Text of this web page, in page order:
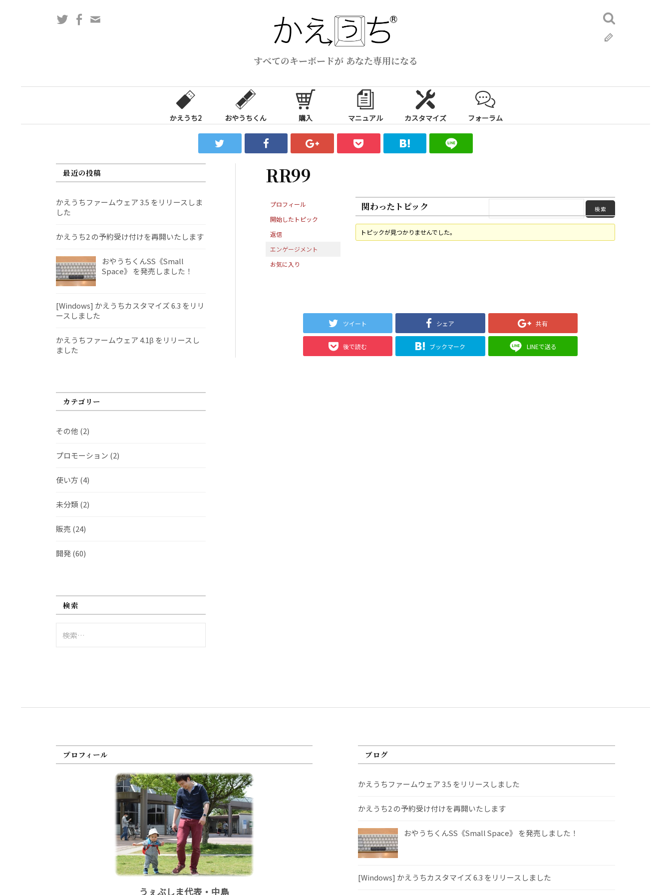
ス
すべてのキーボードが あなた専用になる
TwitterFacebook
検
索:
かえうち2 おやうちくん 購入 マニュアル カスタマイズ フォーラム
RR99
プロフィール
開始したトピック
返信
エンゲージメント
お気に入り
関わったトピック
トピックが見つかりませんでした。
ツイート シェア 共有
後で読む ブックマーク LINEで送る
最近の投稿
かえうちファームウェア 3.5 をリリースしま
した
かえうち2 の予約受け付けを再開いたします
おやうちくんSS《Small
Space》 を発売しました！
[Windows] かえうちカスタマイズ 6.3 をリリ
ースしました
かえうちファームウェア 4.1β をリリースし
ました
カテゴリー
その他 (2)
プロモーション (2)
使い方 (4)
未分類 (2)
販売 (24)
開発(60)
検索
索:
プロフィール
うぇぶしま代表・中島
ブログ
かえうちファームウェア 3.5 をリリースしました
かえうち2 の予約受け付けを再開いたします
おやうちくんSS《Small Space》 を発売しました！
[Windows] かえうちカスタマイズ 6.3 をリリースしました